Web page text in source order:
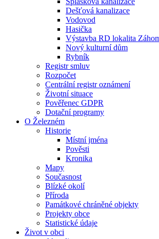
Dešťová kanalizace
Vodovod
Hasička
Výstavba RD lokalita
Nový kulturní dům
Rybník
Registr smluv
Rozpočet
Centrální registr oznámení
Životní situace
Pověřenec GDPR
Dotační programy
O Železném
Historie
Místní jména
Pověsti
Kronika
Mapy
Současnost
Blízké okolí
Příroda
Památkové chráněné objekty
Projekty obce
Statistické údaje
Život v obci